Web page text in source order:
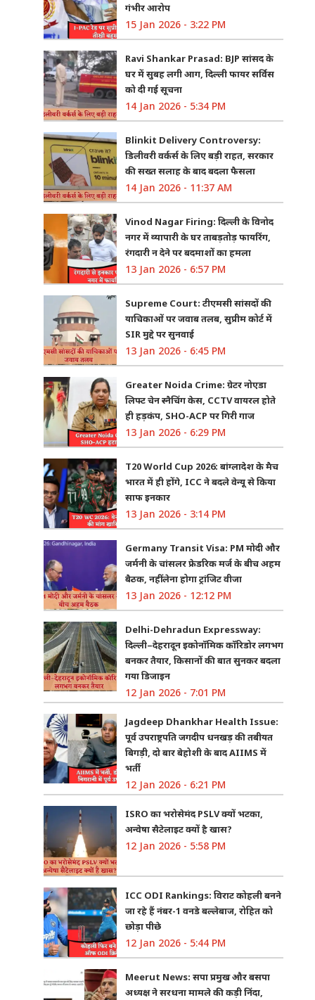
गंभीर आरोप
15 Jan 2026 - 3:22 PM
Ravi Shankar Prasad: BJP सांसद के
घर में सुबह लगी आग, दिल्ली फायर सर्विस
को दी गई सूचना
14 Jan 2026 - 5:34 PM
Blinkit Delivery Controversy:
डिलीवरी वर्कर्स के लिए बड़ी राहत, सरकार
की सख्त सलाह के बाद बदला फैसला
14 Jan 2026 - 11:37 AM
Vinod Nagar Firing: दिल्ली के विनोद
नगर में व्यापारी के घर ताबड़तोड़ फायरिंग,
रंगदारी न देने पर बदमाशों का हमला
13 Jan 2026 - 6:57 PM
Supreme Court: टीएमसी सांसदों की
याचिकाओं पर जवाब तलब, सुप्रीम कोर्ट में
SIR मुद्दे पर सुनवाई
13 Jan 2026 - 6:45 PM
Greater Noida Crime: ग्रेटर नोएडा
लिफ्ट चेन स्नैचिंग केस, CCTV वायरल होते
ही हड़कंप, SHO-ACP पर गिरी गाज
13 Jan 2026 - 6:29 PM
T20 World Cup 2026: बांग्लादेश के मैच
भारत में ही होंगे, ICC ने बदले वेन्यू से किया
साफ इनकार
13 Jan 2026 - 3:14 PM
Germany Transit Visa: PM मोदी और
जर्मनी के चांसलर फ्रेडरिक मर्ज के बीच अहम
बैठक, नहीं लेना होगा ट्रांजिट वीजा
13 Jan 2026 - 12:12 PM
Delhi-Dehradun Expressway:
दिल्ली–देहरादून इकोनॉमिक कॉरिडोर लगभग
बनकर तैयार, किसानों की बात सुनकर बदला
गया डिजाइन
12 Jan 2026 - 7:01 PM
Jagdeep Dhankhar Health Issue:
पूर्व उपराष्ट्रपति जगदीप धनखड़ की तबीयत
बिगड़ी, दो बार बेहोशी के बाद AIIMS में
भर्ती
12 Jan 2026 - 6:21 PM
ISRO का भरोसेमंद PSLV क्यों भटका,
अन्वेषा सैटेलाइट क्यों है खास?
12 Jan 2026 - 5:58 PM
ICC ODI Rankings: विराट कोहली बनने
जा रहे हैं नंबर-1 वनडे बल्लेबाज, रोहित को
छोड़ा पीछे
12 Jan 2026 - 5:44 PM
Meerut News: सपा प्रमुख और बसपा
अध्यक्ष ने सरधना मामले की कड़ी निंदा,